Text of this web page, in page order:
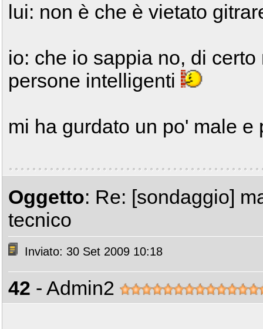
lui: non è che è vietato
io: che io sappia no, di
persone intelligenti
mi ha gurdato un po' male
Oggetto: Re: [sondaggio]
tecnico
Inviato: 30 Set 2009 10:18
42 - Admin2